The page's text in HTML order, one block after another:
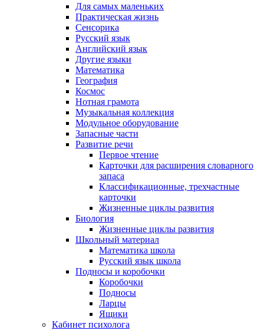
Для самых маленьких
Практическая жизнь
Сенсорика
Русский язык
Английский язык
Другие языки
Математика
География
Космос
Нотная грамота
Музыкальная коллекция
Модульное оборудование
Запасные части
Развитие речи
Первое чтение
Карточки для расширения словарного
запаса
Классификационные, трехчастные
карточки
Жизненные циклы развития
Биология
Жизненные циклы развития
Школьный материал
Математика школа
Русский язык школа
Подносы и коробочки
Коробочки
Подносы
Ларцы
Ящики
Кабинет психолога